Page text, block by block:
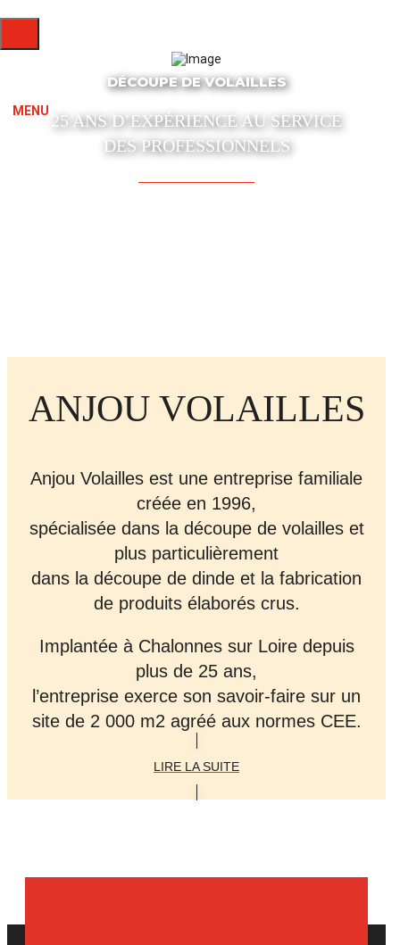
DÉCOUPE DE VOLAILLES
25 ANS D’EXPÉRIENCE AU SERVICE
DES PROFESSIONNELS
ANJOU VOLAILLES
Anjou Volailles est une entreprise familiale
créée en 1996,
spécialisée dans la découpe de volailles et
plus particulièrement
dans la découpe de dinde et la fabrication
de produits élaborés crus.
Implantée à Chalonnes sur Loire depuis
plus de 25 ans,
l’entreprise exerce son savoir-faire sur un
site de 2 000 m2 agréé aux normes CEE.
LIRE LA SUITE
MENU